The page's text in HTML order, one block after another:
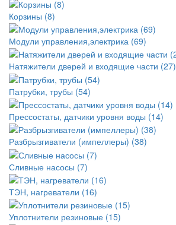
Корзины (8)
Модули управления,электрика (69)
Натяжители дверей и входящие части (27)
Патрубки, трубы (54)
Прессостаты, датчики уровня воды (14)
Разбрызгиватели (импеллеры) (38)
Сливные насосы (7)
ТЭН, нагреватели (16)
Уплотнители резиновые (15)